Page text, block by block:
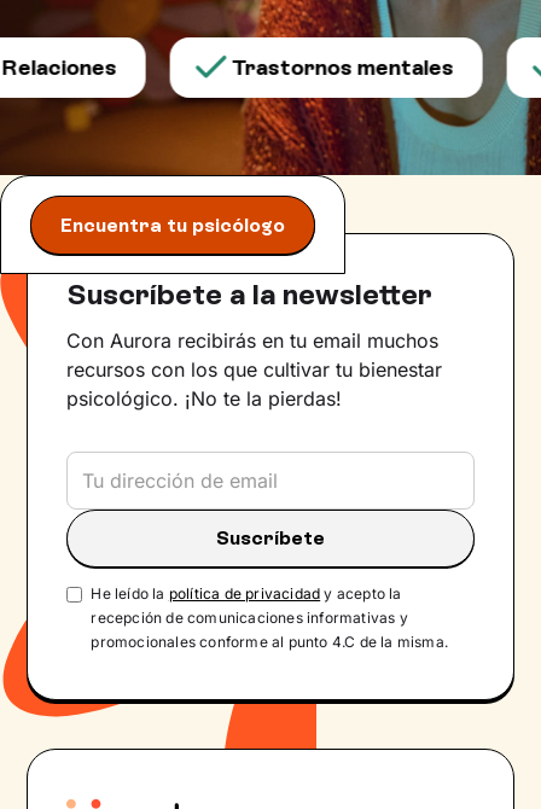
Trastornos mentales
Encuentra tu psicólogo
Suscríbete a la newsletter
Con Aurora recibirás en tu email muchos
recursos con los que cultivar tu bienestar
psicológico. ¡No te la pierdas!
He leído la política de privacidad y acepto la
recepción de comunicaciones informativas y
promocionales conforme al punto 4.C de la misma.